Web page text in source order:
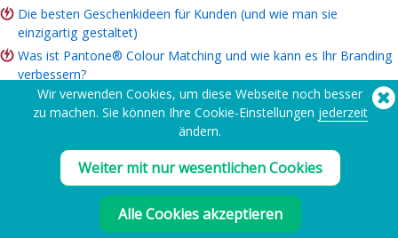
Die besten Geschenkideen für Kunden (und wie man sie
einzigartig gestaltet)
Was ist Pantone® Colour Matching und wie kann es Ihr Branding
verbessern?
ROI von Markenartikeln: Lohnt es sich für Ihr Unternehmen?
Leitfaden für Wohltätigkeitsartikel: Ideen, Budget und
Sie benötigen Hilfe? Tel:(650) 938-3500 (US)
Copyright © 2026 Flashbay
Wir verwenden Cookies, um diese Webseite noch besser
zu machen. Sie können Ihre Cookie-Einstellungen jederzeit
ändern.
Weiter mit nur wesentlichen Cookies
Alle Cookies akzeptieren